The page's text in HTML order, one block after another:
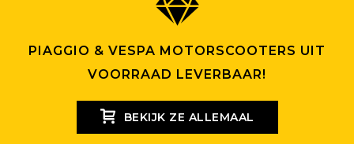
kan
gekozen
worden
productpagina
PIAGGIO & VESPA MOTORSCOOTERS UIT
VOORRAAD LEVERBAAR!
BEKIJK ZE ALLEMAAL